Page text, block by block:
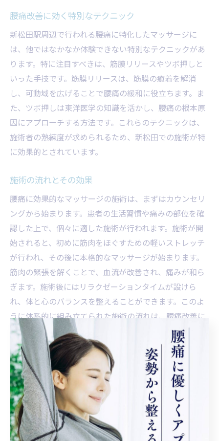
腰痛改善に効く特別なテクニック
新松田駅周辺で行われる腰痛に特化したマッサージに
は、他ではなかなか体験できない特別なテクニックがあ
ります。特に注目すべきは、筋膜リリースやツボ押しと
いった手技です。筋膜リリースは、筋膜の癒着を解消
し、可動域を広げることで腰痛の緩和に役立ちます。ま
た、ツボ押しは東洋医学の知識を活かし、腰痛の根本原
因にアプローチする方法です。これらのテクニックは、
施術者の熟練度が求められるため、新松田での施術が特
に効果的とされています。
施術の流れとその効果
腰痛に効果的なマッサージの施術は、まずはカウンセリ
ングから始まります。患者の生活習慣や痛みの部位を確
認した上で、個々に適した施術が行われます。施術が開
始されると、初めに筋肉をほぐすための軽いストレッチ
が行われ、その後に本格的なマッサージが始まります。
筋肉の緊張を解くことで、血流が改善され、痛みが和ら
ぎます。施術後にはリラクゼーションタイムが設けら
れ、体と心のバランスを整えることができます。このよ
うに体系的に組み立てられた施術の流れは、腰痛改善に
効果的です。
カスタマイズされた施術プラン
腰痛は一人ひとりの症状や生活スタイルによって異なり
ます。そのため、新松田駅近くの施術施設では、個別の
ニーズに応じたカスタマイズプランを提供しています。
初回の問診では、患者さんの生活習慣や痛みの原因を徹
底的に分析し、最適な施術内容を提案します。例えば、